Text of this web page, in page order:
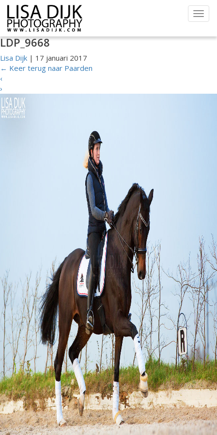
LDP_9668
Lisa Dijk | 17 januari 2017
← Keer terug naar Paarden
‹
›